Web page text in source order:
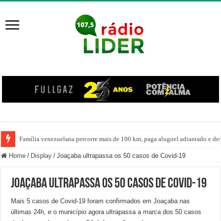
Família venezuelana percorre mais de 100 km, paga aluguel adiantado e
Home / Display / Joaçaba ultrapassa os 50 casos de Covid-19
Joaçaba ultrapassa os 50 casos de Covid-19
Mais 5 casos de Covid-19 foram confirmados em Joaçaba nas
últimas 24h, e o município agora ultrapassa a marca dos 50 casos